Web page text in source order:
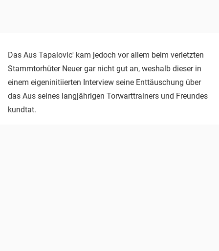
Das Aus Tapalovic' kam jedoch vor allem beim verletzten
Stammtorhüter Neuer gar nicht gut an, weshalb dieser in
einem eigeninitiierten Interview seine Enttäuschung über
das Aus seines langjährigen Torwarttrainers und Freundes
kundtat.